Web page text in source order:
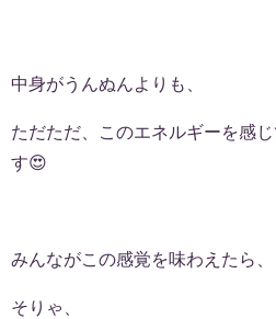
中身がうんぬんよりも、
ただただ、このエネルギーを感
す😍
みんながこの感覚を味わえたら、
そりゃ、